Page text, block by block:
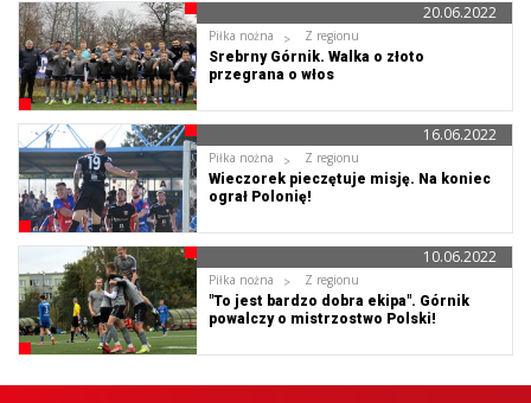
Piłka nożna
Z regionu
Srebrny Górnik. Walka o złoto
przegrana o włos
20.06.2022
Piłka nożna
Z regionu
Wieczorek pieczętuje misję. Na koniec
ograł Polonię!
16.06.2022
Piłka nożna
Z regionu
"To jest bardzo dobra ekipa". Górnik
powalczy o mistrzostwo Polski!
10.06.2022